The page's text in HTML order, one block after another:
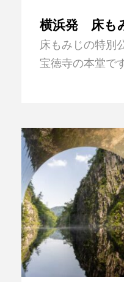
横浜発 床も
床もみじの特別
宝徳寺の本堂で